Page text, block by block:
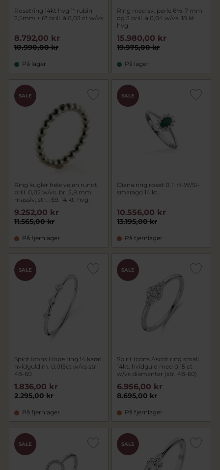
Rosetring 14kt hvg 1* rubin
2,5mm + 6* brill. á 0,03 ct w/vs
10.990,00 kr
8.792,00 kr
På lager
Ring med sv. perle 6½-7 mm.
og 3 brill. a 0,04 w/vs. 18 kt.
hvg.
19.975,00 kr
15.980,00 kr
På lager
SALE
Ring kugler hele vejen rundt,
brill. 0,02 w/vs.,br. 2,8 mm.
massiv, str. -59. 14 kt. hvg.
11.565,00 kr
9.252,00 kr
På fjernlager
SALE
Diana ring roset 0,11 H-W/SI-
smaragd 14 kt.
13.195,00 kr
10.556,00 kr
På fjernlager
SALE
Spirit Icons Hope ring 14 karat
hvidguld m. 0,015ct w/vs str.
48-60
2.295,00 kr
1.836,00 kr
På fjernlager
SALE
Spirit Icons Ascot ring small
14kt. hvidguld med 0,15 ct
w/vs diamanter (str. 48-60)
8.695,00 kr
6.956,00 kr
På fjernlager
SALE SALE